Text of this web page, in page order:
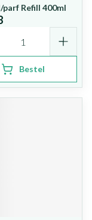
parf Refill 400ml
Bestel